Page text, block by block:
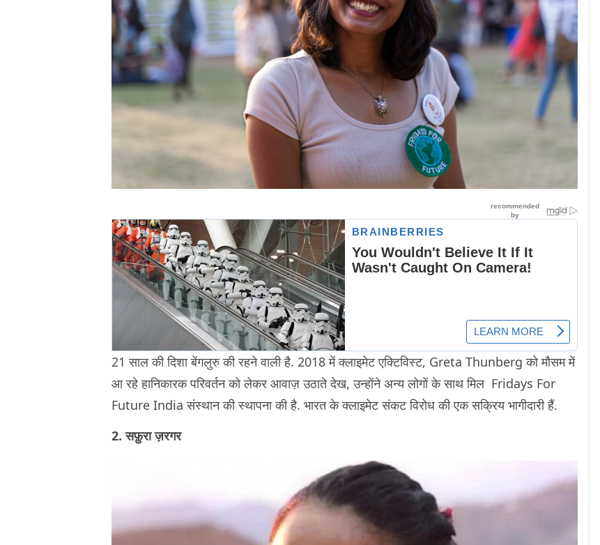
21 साल की दिशा बेंगलुरु की रहने वाली है. 2018 में क्लाइमेट एक्टिविस्ट, Greta Thunberg को मौसम में
आ रहे हानिकारक परिवर्तन को लेकर आवाज़ उठाते देख, उन्होंने अन्य लोगों के साथ मिल Fridays For
Future India संस्थान की स्थापना की है. भारत के क्लाइमेट संकट विरोध की एक सक्रिय भागीदारी हैं.
2. सफ़ुरा ज़रगर